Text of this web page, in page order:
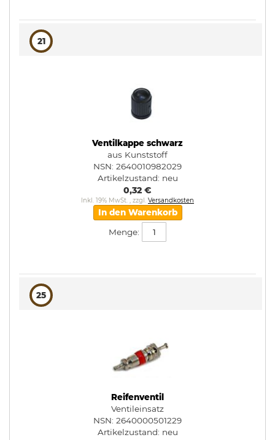
21
Ventilkappe schwarz
aus Kunststoff
NSN: 2640010982029
Artikelzustand: neu
0,32 €
Inkl. 19% MwSt. , zzgl. Versandkosten
In den Warenkorb
Menge:
25
Reifenventil
Ventileinsatz
NSN: 2640000501229
Artikelzustand: neu